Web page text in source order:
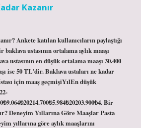
Kazanır
Ankete katılan kullanıcıların paylaştığı
ustasının ortalama aylık maaşı
ustasının en düşük ortalama maaşı 30.400
ise 50 TL’dir. Baklava ustaları ne kadar
için maaş geçmişiYılEn düşük
Bir
Deneyim Yıllarına Göre Maaşlar Pasta
yıllarına göre aylık maaşlarını